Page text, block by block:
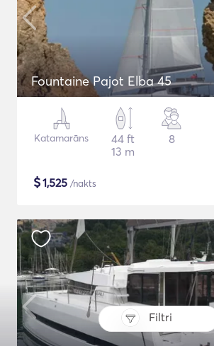
Filtri
Fountaine Pajot Elba 45
Katamarāns
44 ft
13 m
8
$1,525 /nakts